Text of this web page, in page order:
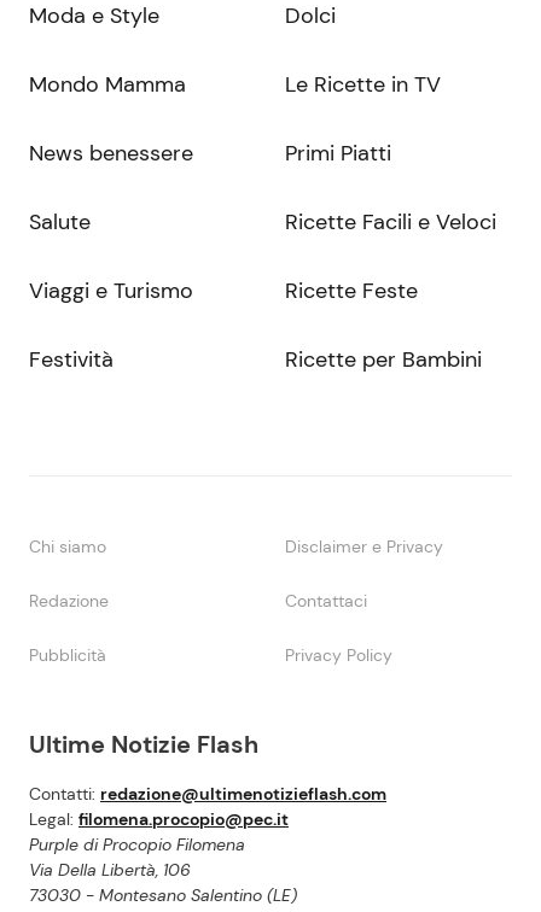
Ultime Notizie Flash
Contatti: redazione@ultimenotizieflash.com
Legal: filomena.procopio@pec.it
Purple di Procopio Filomena
Via Della Libertà, 106
73030 - Montesano Salentino (LE)
Moda e Style
Mondo Mamma
News benessere
Salute
Viaggi e Turismo
Festività
Dolci
Le Ricette in TV
Primi Piatti
Ricette Facili e Veloci
Ricette Feste
Ricette per Bambini
Chi siamo Disclaimer e Privacy
Redazione Contattaci
Pubblicità Privacy Policy